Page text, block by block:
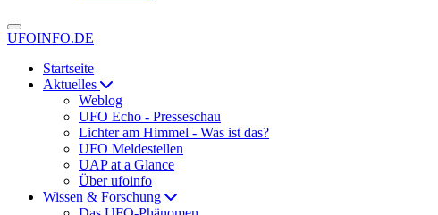
UFOINFO.DE
Startseite
Aktuelles
Weblog
UFO Echo - Presseschau
Lichter am Himmel - Was ist das?
UFO Meldestellen
UAP at a Glance
Über ufoinfo
Wissen & Forschung